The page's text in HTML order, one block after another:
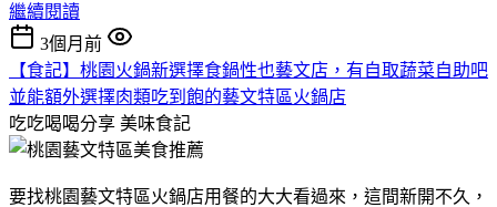
繼續閱讀
3個月前
【食記】桃園火鍋新選擇食鍋性也藝文店，有自取蔬菜自助吧
並能額外選擇肉類吃到飽的藝文特區火鍋店
吃吃喝喝分享 美味食記
要找桃園藝文特區火鍋店用餐的大大看過來，這間新開不久，